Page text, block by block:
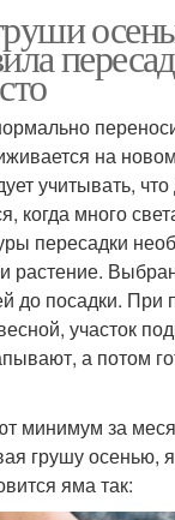
на
учитывать,
когда много
пересадки
растение.
до посадки. При
участок
а потом
минимум за
грушу осенью,
яма так: